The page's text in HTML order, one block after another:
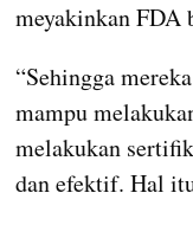
meyakinkan FDA
“Sehingga
mampu
melakukan
dan efektif. Hal